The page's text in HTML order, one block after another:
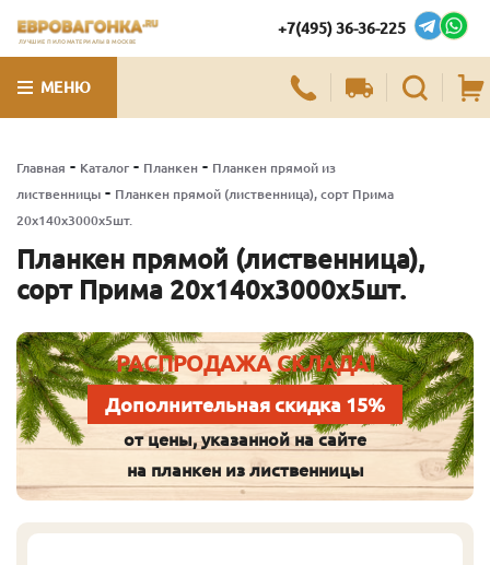
ЛУЧШИЕ ПИЛОМАТЕРИАЛЫ В МОСКВЕ
+7(495) 36-36-225
МЕНЮ
Главная - Каталог - Планкен - Планкен прямой из
лиственницы - Планкен прямой (лиственница), сорт Прима
20х140х3000х5шт.
Планкен прямой (лиственница),
сорт Прима 20х140х3000х5шт.
РАСПРОДАЖА СКЛАДА!
Дополнительная скидка 15%
от цены, указанной на сайте
на планкен из лиственницы